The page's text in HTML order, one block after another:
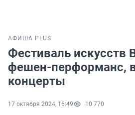
АФИША PLUS
Фестиваль искусств
фешен-перформанс,
концерты
17 октября 2024, 16:49 10 770